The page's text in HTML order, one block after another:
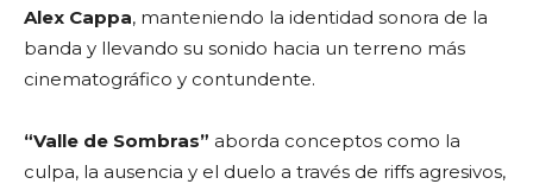
Alex Cappa, manteniendo la identidad sonora de la
banda y llevando su sonido hacia un terreno más
cinematográfico y contundente.
“Valle de Sombras” aborda conceptos como la
culpa, la ausencia y el duelo a través de riffs agresivos,